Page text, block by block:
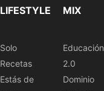
LIFESTYLE
Solo
Recetas
Estás de
MIX
Educación
2.0
Dominio